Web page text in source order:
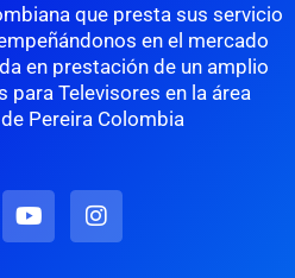
que presta sus servicio
en el mercado
en prestación de un amplio
Televisores en la área
Pereira Colombia
Y
o
u
I
n
s